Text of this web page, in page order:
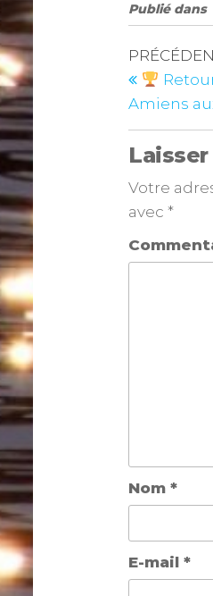
Publié dans
Amiens
Votre
avec*
Nom*
E-mail*